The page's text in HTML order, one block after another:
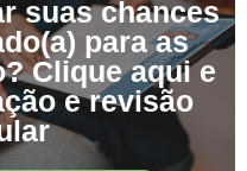
suas chances
para as
Clique aqui e
e revisão